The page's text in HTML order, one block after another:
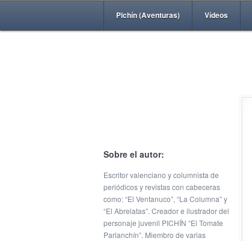
Pichín (Aventuras) Vídeos
Sobre el autor:
Escritor valenciano y columnista de
periódicos y revistas con cabeceras
como: “El Ventanuco”, “La Columna” y
“El Abrelatas”. Creador e ilustrador del
personaje juvenil PICHÍN “El Tomate
Parlanchín”. Miembro de varias